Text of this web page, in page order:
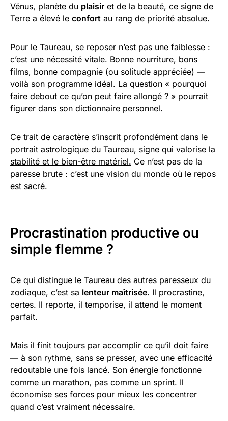
Vénus, planète du plaisir et de la beauté, ce signe de
Terre a élevé le confort au rang de priorité absolue.
Pour le Taureau, se reposer n’est pas une faiblesse :
c’est une nécessité vitale. Bonne nourriture, bons
films, bonne compagnie (ou solitude appréciée) —
voilà son programme idéal. La question « pourquoi
faire debout ce qu’on peut faire allongé ? » pourrait
figurer dans son dictionnaire personnel.
Ce trait de caractère s’inscrit profondément dans le
portrait astrologique du Taureau, signe qui valorise la
stabilité et le bien-être matériel. Ce n’est pas de la
paresse brute : c’est une vision du monde où le repos
est sacré.
Procrastination productive ou
simple flemme ?
Ce qui distingue le Taureau des autres paresseux du
zodiaque, c’est sa lenteur maîtrisée. Il procrastine,
certes. Il reporte, il temporise, il attend le moment
parfait.
Mais il finit toujours par accomplir ce qu’il doit faire
— à son rythme, sans se presser, avec une efficacité
redoutable une fois lancé. Son énergie fonctionne
comme un marathon, pas comme un sprint. Il
économise ses forces pour mieux les concentrer
quand c’est vraiment nécessaire.